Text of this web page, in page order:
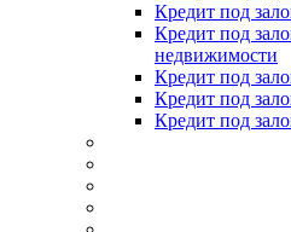
Кредит под
Кредит под
недвижимости
Кредит под
Кредит под
Кредит под